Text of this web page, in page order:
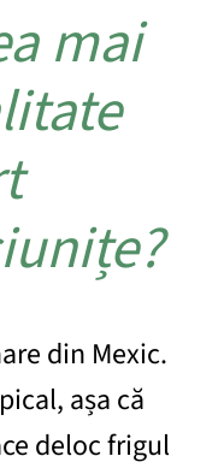
mai
din Mexic.
așa că
deloc frigul